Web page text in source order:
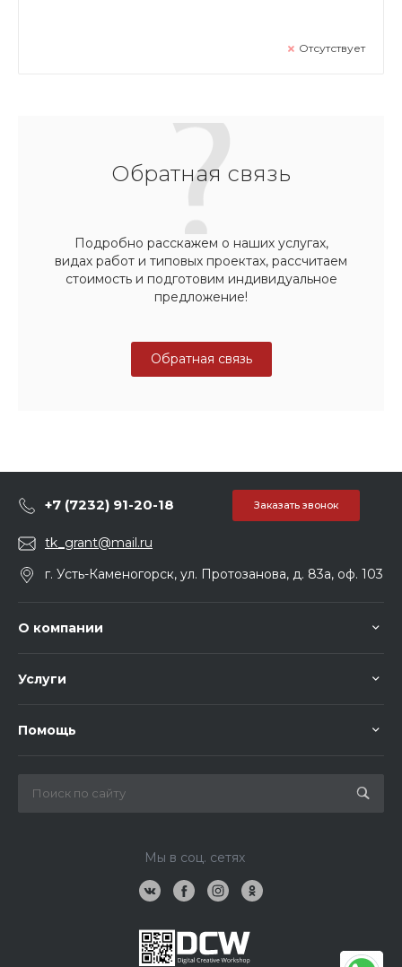
Отсутствует
Обратная связь
Подробно расскажем о наших услугах,
видах работ и типовых проектах, рассчитаем
стоимость и подготовим индивидуальное
предложение!
Обратная связь
+7 (7232) 91-20-18 Заказать звонок
tk_grant@mail.ru
г. Усть-Каменогорск, ул. Протозанова, д. 83а, оф. 103
О компании
Услуги
Помощь
Мы в соц. сетях